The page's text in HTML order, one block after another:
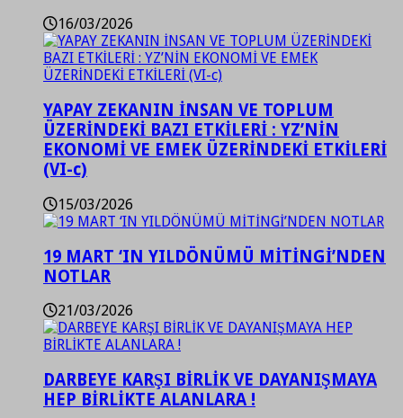
16/03/2026
YAPAY ZEKANIN İNSAN VE TOPLUM
ÜZERİNDEKİ BAZI ETKİLERİ : YZ’NİN
EKONOMİ VE EMEK ÜZERİNDEKİ ETKİLERİ
(VI-c)
15/03/2026
19 MART ‘IN YILDÖNÜMÜ MİTİNGİ’NDEN
NOTLAR
21/03/2026
DARBEYE KARŞI BİRLİK VE DAYANIŞMAYA
HEP BİRLİKTE ALANLARA !